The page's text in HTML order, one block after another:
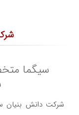
سیگما
شرکت دانش بنیان